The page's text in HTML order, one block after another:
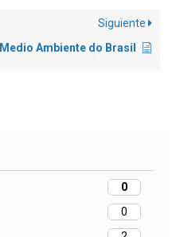
Siguiente
Ambiente do Brasil
0
0